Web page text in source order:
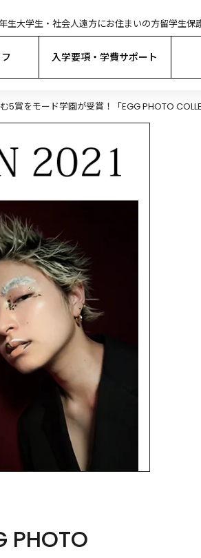
生大学生・社会人遠方にお住まいの方留学生保
入学要項・学費サポート
5賞をモード学園が受賞！「EGG PHOTO
PHOTO